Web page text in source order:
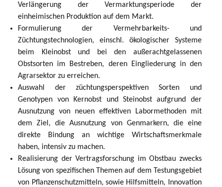
Verlängerung der Vermarktungsperiode der
einheimischen Produktion auf dem Markt.
Formulierung der Vermehrbarkeits- und
Züchtungstechnologien, einschl. ökologischer Systeme
beim Kleinobst und bei den außerachtgelassenen
Obstsorten im Bestreben, deren Eingliederung in den
Agrarsektor zu erreichen.
Auswahl der züchtungsperspektiven Sorten und
Genotypen von Kernobst und Steinobst aufgrund der
Ausnutzung von neuen effektiven Labormethoden mit
dem Ziel, die Ausnutzung von Genmarkern, die eine
direkte Bindung an wichtige Wirtschaftsmerkmale
haben, intensiv zu machen.
Realisierung der Vertragsforschung im Obstbau zwecks
Lösung von spezifischen Themen auf dem Testungsgebiet
von Pflanzenschutzmitteln, sowie Hilfsmitteln, Innovation